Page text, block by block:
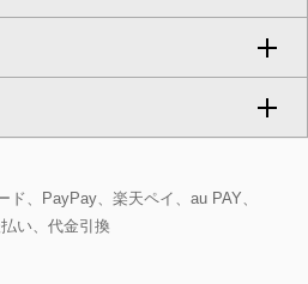
ール
ス
ヌード
、PayPay、楽天ペイ、au PAY、
い、代金引換